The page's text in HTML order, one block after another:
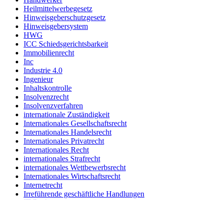
Heilmittelwerbegesetz
Hinweisgeberschutzgesetz
Hinweisgebersystem
HWG
ICC Schiedsgerichtsbarkeit
Immobilienrecht
Inc
Industrie 4.0
Ingenieur
Inhaltskontrolle
Insolvenzrecht
Insolvenzverfahren
internationale Zuständigkeit
Internationales Gesellschaftsrecht
Internationales Handelsrecht
Internationales Privatrecht
Internationales Recht
internationales Strafrecht
internationales Wettbewerbsrecht
Internationales Wirtschaftsrecht
Internetrecht
Irreführende geschäftliche Handlungen